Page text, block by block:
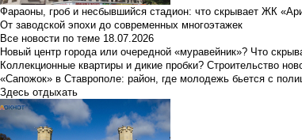
Фараоны, гроб и несбывшийся стадион: что скрывает ЖК
От заводской эпохи до современных многоэтажек
Все новости по теме 18.07.2026
Новый центр города или очередной «муравейник»? Что
Коллекционные квартиры и дикие пробки? Строительство
«Сапожок» в Ставрополе: район, где молодежь бьется с
Здесь отдыхать